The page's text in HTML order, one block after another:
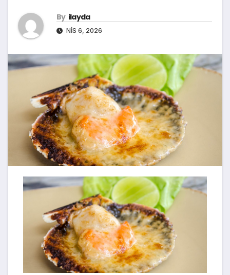
By ilayda
NIS 6, 2026